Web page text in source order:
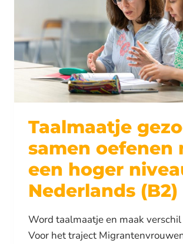
Taalmaatje
samen oefenen
een hoger
Nederlands (B2)
Word taalmaatje en maak
Voor het traject